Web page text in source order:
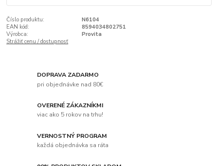
Číslo produktu:
N6104
EAN kód:
8594034802751
Výrobca:
Provita
Strážiť cenu / dostupnosť
DOPRAVA ZADARMO
pri objednávke nad 80€
OVERENÉ ZÁKAZNÍKMI
viac ako 5 rokov na trhu!
VERNOSTNÝ PROGRAM
každá objednávka sa ráta